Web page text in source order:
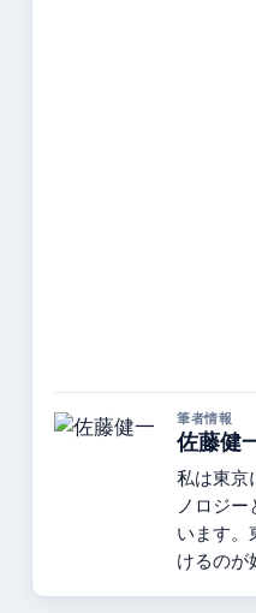
筆者情報
佐藤健
私は東京
ノロジ
います。
けるのが